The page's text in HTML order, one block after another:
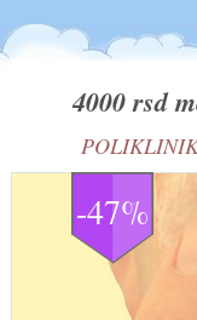
4000 rsd
-47%